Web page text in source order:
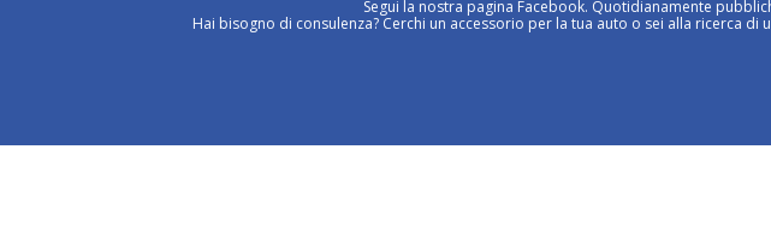
Segui la nostra pagina Facebook. Quotidianamente
Hai bisogno di consulenza? Cerchi un accessorio per la tua auto o sei alla ricerca